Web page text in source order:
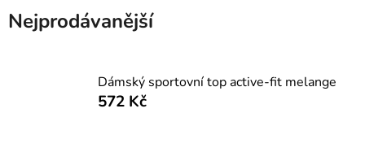
Nejprodávanější
Dámský sportovní top active-fit melange
572 Kč